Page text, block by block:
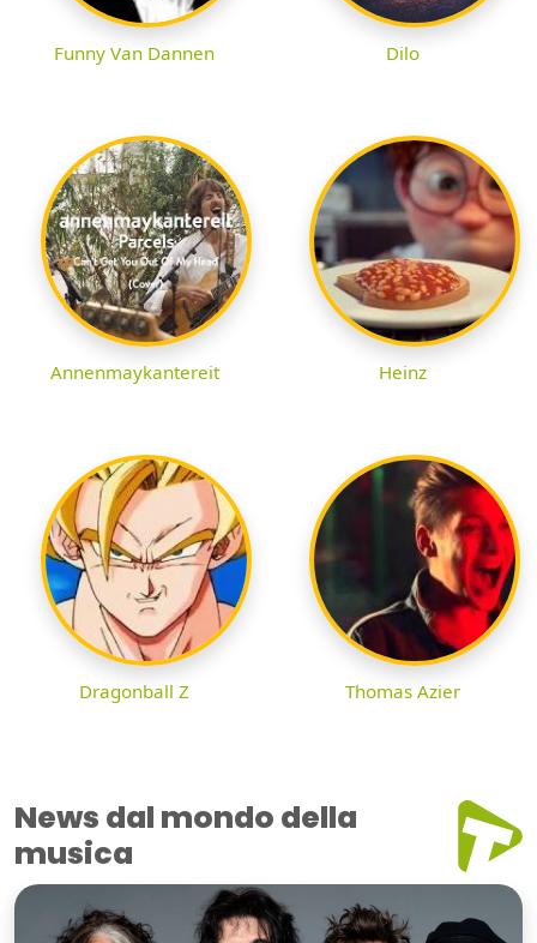
Funny Van Dannen Dilo
Annenmaykantereit Heinz
Dragonball Z Thomas Azier
News dal mondo della
musica